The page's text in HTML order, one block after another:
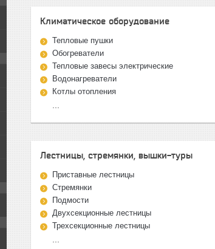
Климатическое оборудование
Тепловые пушки
Обогреватели
Тепловые завесы электрические
Водонагреватели
Котлы отопления
Лестницы, стремянки, вышки-туры
Приставные лестницы
Стремянки
Подмости
Двухсекционные лестницы
Трехсекционные лестницы